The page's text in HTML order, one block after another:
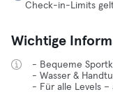
Check-in-Limits
Wichtige
- Bequeme
- Wasser &
- Für alle Levels –